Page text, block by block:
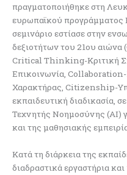
πραγματοποιήθηκε στη
ευρωπαϊκού
σεμινάριο εστίασε στην
δεξιοτήτων του 21ου
Critical Thinking-Κριτική
Επικοινωνία,
Χαρακτήρας, Citizenship-
εκπαιδευτική διαδικασία,
Τεχνητής Νοημοσύνης (AI)
και της μαθησιακής
Κατά τη διάρκεια της
διαδραστικά εργαστήρια